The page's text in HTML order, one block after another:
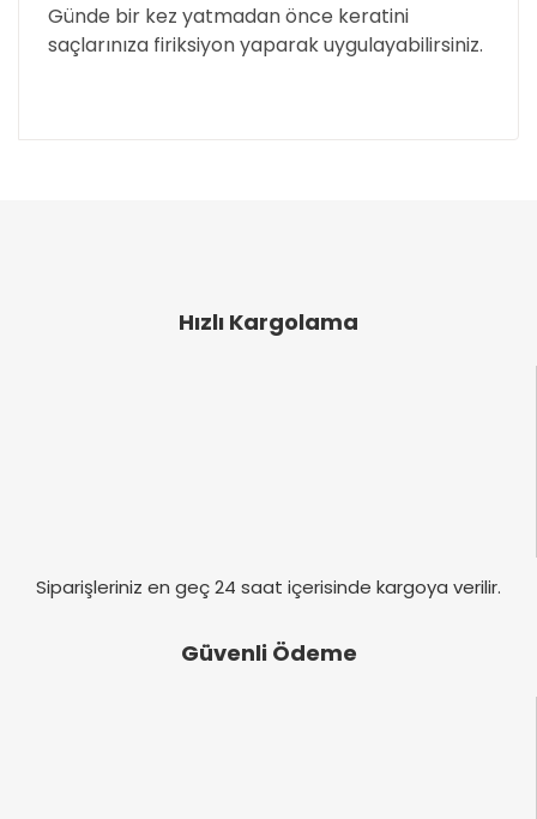
Günde bir kez yatmadan önce keratini
saçlarınıza firiksiyon yaparak uygulayabilirsiniz.
Bu ürünün fiyat bilgisi, resim, ürün açıklamalarında
Ürün bilgilerinde hatalar bulunuyor.
Hızlı Kargolama
Siparişleriniz en geç 24 saat içerisinde kargoya verilir.
Güvenli Ödeme